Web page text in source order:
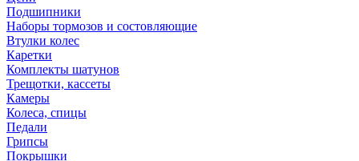
Подшипники
Наборы тормозов и состовляющие
Втулки колес
Каретки
Комплекты шатунов
Трещотки, кассеты
Камеры
Колеса, спицы
Педали
Грипсы
Покрышки